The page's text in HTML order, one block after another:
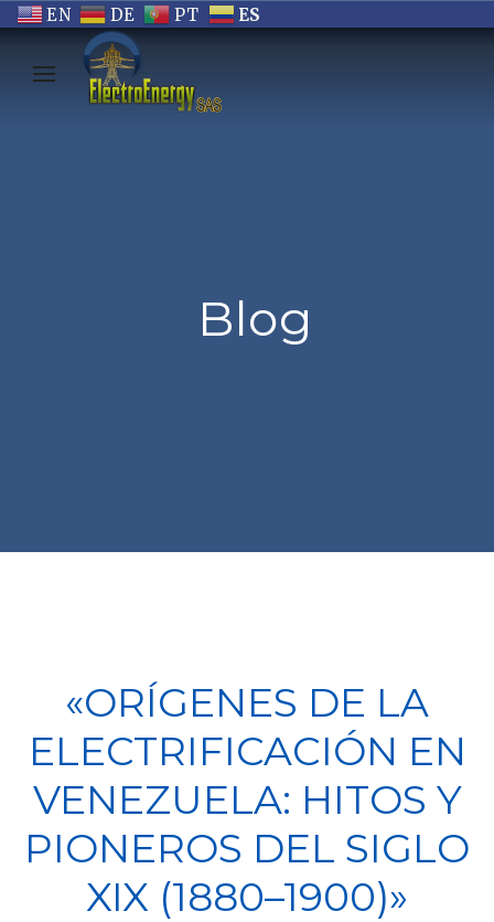
EN DE PT ES
Blog
«ORÍGENES DE LA
ELECTRIFICACIÓN EN
VENEZUELA: HITOS Y
PIONEROS DEL SIGLO
XIX (1880–1900)»